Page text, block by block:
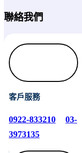
聯絡我們
客戶服務
0922-833210
03-
3973135